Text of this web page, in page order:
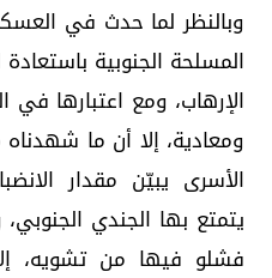
وبالنظر لما حدث في
المسلحة الجنوبية
الإرهاب، ومع اعتبارها في
ومعادية، إلا أن ما
الأسرى يبيّن مقدار
يتمتع بها الجندي
فشلو فيها من تشويه،